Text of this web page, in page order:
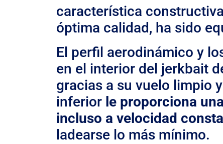
característica
óptima calidad, ha sido
El perfil aerodinámico y
en el interior del jerkbait
gracias a su vuelo limpio
inferior le proporciona
incluso a velocidad
ladearse lo más mínimo.